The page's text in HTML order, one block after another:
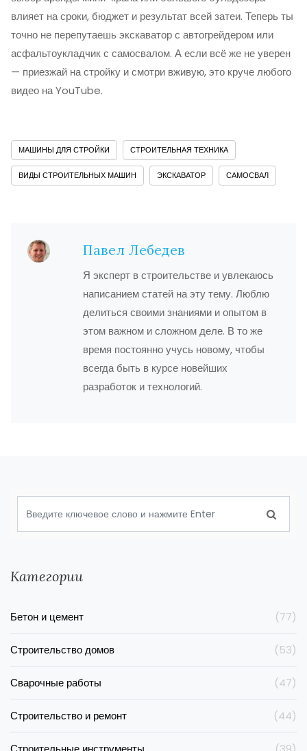
влияет на сроки, бюджет и результат всей затеи. Теперь ты
точно не перепутаешь экскаватор с автогрейдером или
асфальтоукладчик с самосвалом. А если всё же не уверен
— приезжай на стройку и смотри вживую, это круче любого
видео на YouTube.
МАШИНЫ ДЛЯ СТРОЙКИ СТРОИТЕЛЬНАЯ ТЕХНИКА
ВИДЫ СТРОИТЕЛЬНЫХ МАШИН ЭКСКАВАТОР САМОСВАЛ
Павел Лебедев
Я эксперт в строительстве и увлекаюсь
написанием статей на эту тему. Люблю
делиться своими знаниями и опытом в
этом важном и сложном деле. В то же
время постоянно учусь новому, чтобы
всегда быть в курсе новейших
разработок и технологий.
Категории
Бетон и цемент (77)
Строительство домов (53)
Сварочные работы (47)
Строительство и ремонт (44)